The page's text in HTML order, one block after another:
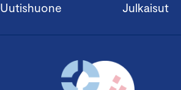
Uutishuone Julkaisut